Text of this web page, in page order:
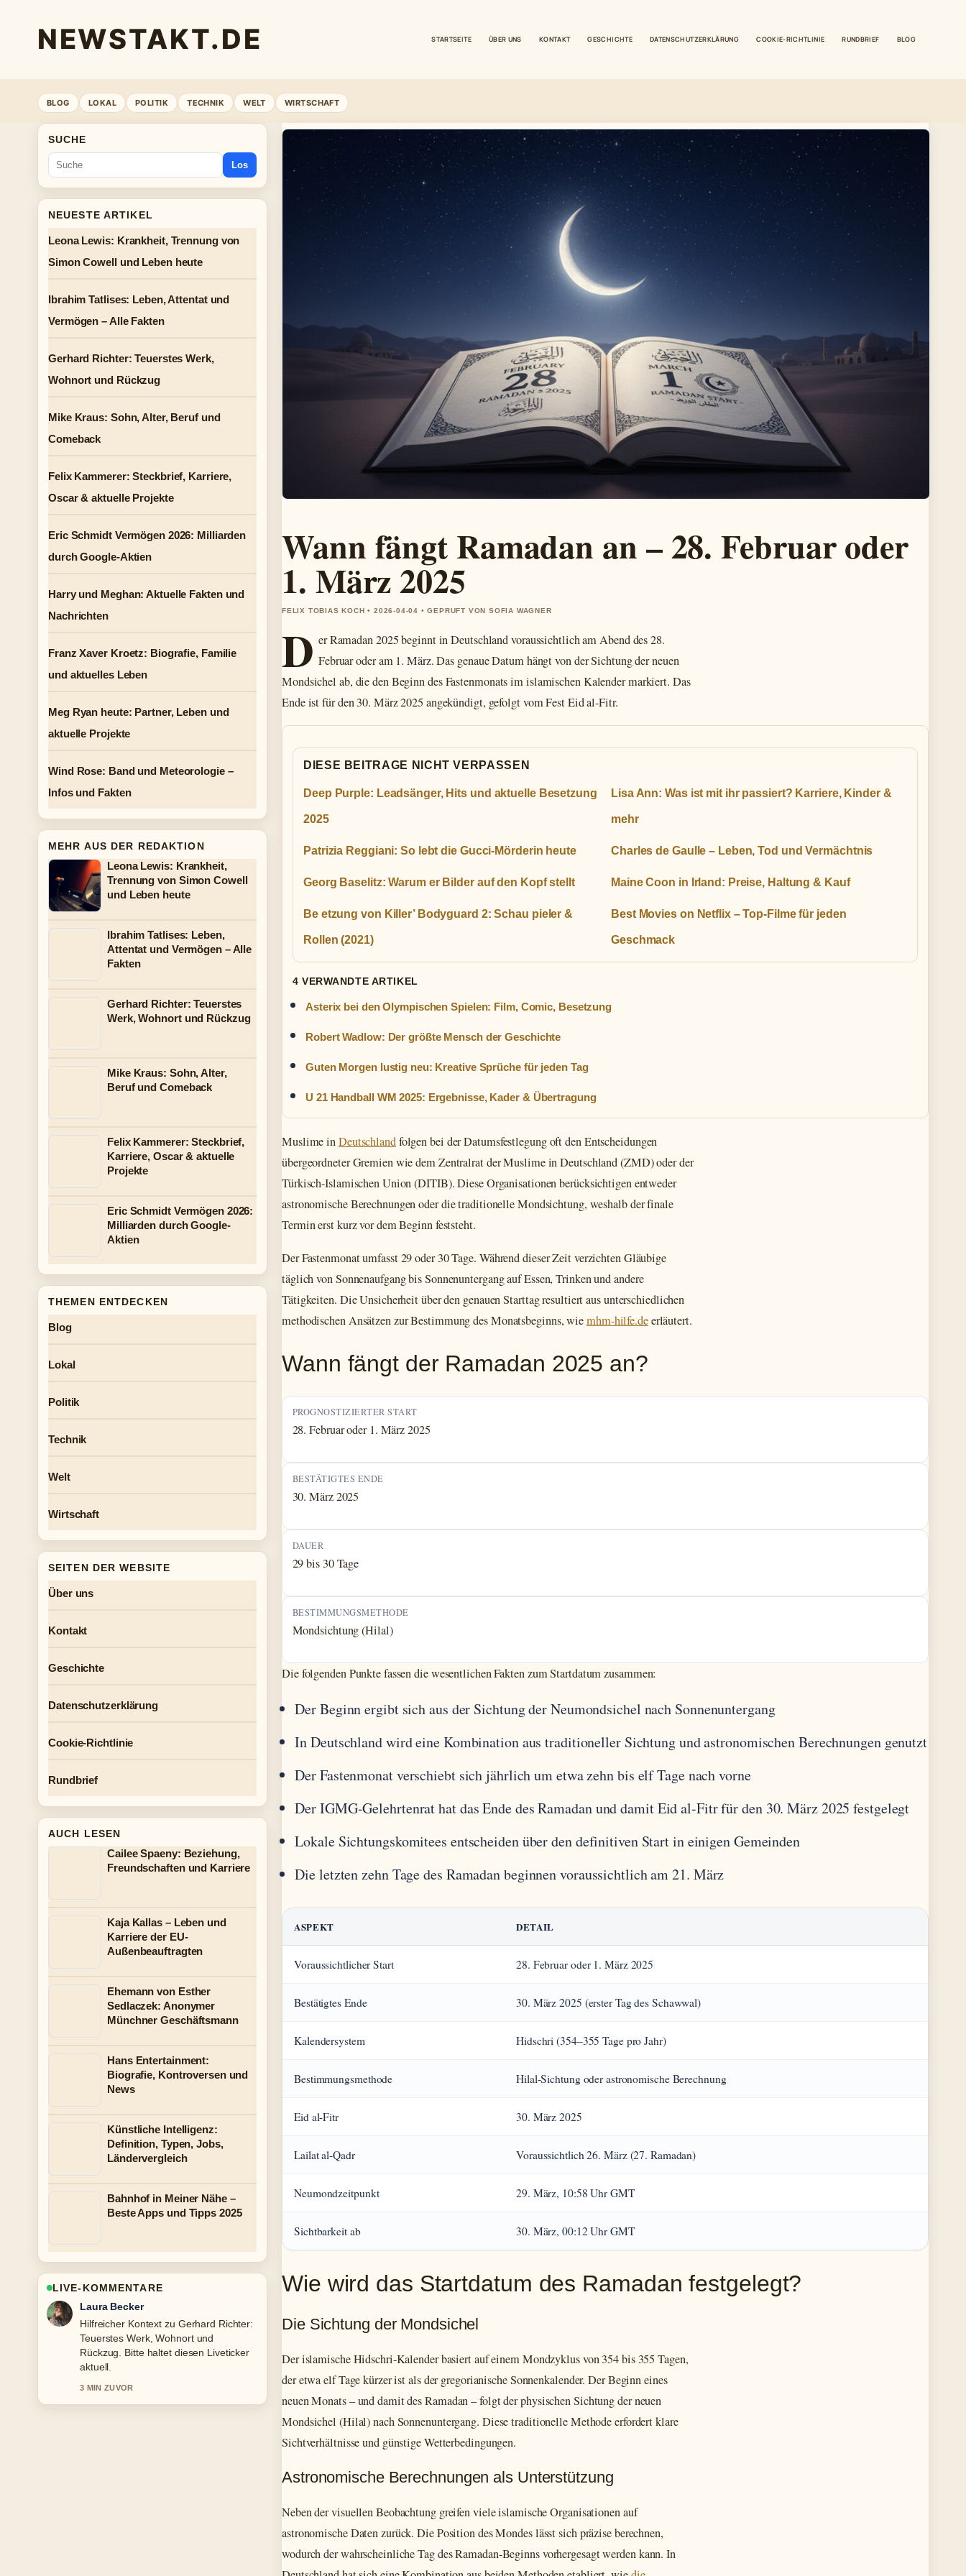
NEWSTAKT.DE STARTSEITE ÜBER UNS KONTAKT GESCHICHTE DATENSCHUTZERKLÄRUNG COOKIE-RICHTLINIE RUNDBRIEF BLOG
BLOG LOKAL POLITIK TECHNIK WELT WIRTSCHAFT
Wann fängt Ramadan an – 28. Februar oder
1. März 2025
FELIX TOBIAS KOCH • 2026-04-04 • GEPRUFT VON SOFIA WAGNER
D er Ramadan 2025 beginnt in Deutschland voraussichtlich am Abend des 28.
Februar oder am 1. März. Das genaue Datum hängt von der Sichtung der neuen
Mondsichel ab, die den Beginn des Fastenmonats im islamischen Kalender markiert. Das
Ende ist für den 30. März 2025 angekündigt, gefolgt vom Fest Eid al-Fitr.
DIESE BEITRAGE NICHT VERPASSEN
Deep Purple: Leadsänger, Hits und aktuelle Besetzung
2025
Lisa Ann: Was ist mit ihr passiert? Karriere, Kinder &
mehr
Patrizia Reggiani: So lebt die Gucci-Mörderin heute Charles de Gaulle – Leben, Tod und Vermächtnis
Georg Baselitz: Warum er Bilder auf den Kopf stellt Maine Coon in Irland: Preise, Haltung & Kauf
Be etzung von Killer’ Bodyguard 2: Schau pieler &
Rollen (2021)
Best Movies on Netflix – Top-Filme für jeden
Geschmack
4 VERWANDTE ARTIKEL
Asterix bei den Olympischen Spielen: Film, Comic, Besetzung
Robert Wadlow: Der größte Mensch der Geschichte
Guten Morgen lustig neu: Kreative Sprüche für jeden Tag
U 21 Handball WM 2025: Ergebnisse, Kader & Übertragung
Muslime inDeutschlandfolgen bei der Datumsfestlegung oft den Entscheidungen
übergeordneter Gremien wie dem Zentralrat der Muslime in Deutschland (ZMD) oder der
Türkisch-Islamischen Union (DITIB). Diese Organisationen berücksichtigen entweder
astronomische Berechnungen oder die traditionelle Mondsichtung, weshalb der finale
Termin erst kurz vor dem Beginn feststeht.
Der Fastenmonat umfasst 29 oder 30 Tage. Während dieser Zeit verzichten Gläubige
täglich von Sonnenaufgang bis Sonnenuntergang auf Essen, Trinken und andere
Tätigkeiten. Die Unsicherheit über den genauen Starttag resultiert aus unterschiedlichen
methodischen Ansätzen zur Bestimmung des Monatsbeginns, wiemhm-hilfe.deerläutert.
Wann fängt der Ramadan 2025 an?
PROGNOSTIZIERTER START
28. Februar oder 1. März 2025
BESTÄTIGTES ENDE
30. März 2025
DAUER
29 bis 30 Tage
BESTIMMUNGSMETHODE
Mondsichtung (Hilal)
Die folgenden Punkte fassen die wesentlichen Fakten zum Startdatum zusammen:
Der Beginn ergibt sich aus der Sichtung der Neumondsichel nach Sonnenuntergang
In Deutschland wird eine Kombination aus traditioneller Sichtung und astronomischen Berechnungen genutzt
Der Fastenmonat verschiebt sich jährlich um etwa zehn bis elf Tage nach vorne
Der IGMG-Gelehrtenrat hat das Ende des Ramadan und damit Eid al-Fitr für den 30. März 2025 festgelegt
Lokale Sichtungskomitees entscheiden über den definitiven Start in einigen Gemeinden
Die letzten zehn Tage des Ramadan beginnen voraussichtlich am 21. März
ASPEKT DETAIL
Voraussichtlicher Start 28. Februar oder 1. März 2025
Bestätigtes Ende 30. März 2025 (erster Tag des Schawwal)
Kalendersystem Hidschri (354–355 Tage pro Jahr)
Bestimmungsmethode Hilal-Sichtung oder astronomische Berechnung
Eid al-Fitr 30. März 2025
Lailat al-Qadr Voraussichtlich 26. März (27. Ramadan)
Neumondzeitpunkt 29. März, 10:58 Uhr GMT
Sichtbarkeit ab 30. März, 00:12 Uhr GMT
Wie wird das Startdatum des Ramadan festgelegt?
Die Sichtung der Mondsichel
Der islamische Hidschri-Kalender basiert auf einem Mondzyklus von 354 bis 355 Tagen,
der etwa elf Tage kürzer ist als der gregorianische Sonnenkalender. Der Beginn eines
neuen Monats – und damit des Ramadan – folgt der physischen Sichtung der neuen
Mondsichel (Hilal) nach Sonnenuntergang. Diese traditionelle Methode erfordert klare
Sichtverhältnisse und günstige Wetterbedingungen.
Astronomische Berechnungen als Unterstützung
Neben der visuellen Beobachtung greifen viele islamische Organisationen auf
astronomische Daten zurück. Die Position des Mondes lässt sich präzise berechnen,
wodurch der wahrscheinliche Tag des Ramadan-Beginns vorhergesagt werden kann. In
SUCHE
Los
NEUESTE ARTIKEL
Leona Lewis: Krankheit, Trennung von
Simon Cowell und Leben heute
Ibrahim Tatlises: Leben, Attentat und
Vermögen – Alle Fakten
Gerhard Richter: Teuerstes Werk,
Wohnort und Rückzug
Mike Kraus: Sohn, Alter, Beruf und
Comeback
Felix Kammerer: Steckbrief, Karriere,
Oscar & aktuelle Projekte
Eric Schmidt Vermögen 2026: Milliarden
durch Google-Aktien
Harry und Meghan: Aktuelle Fakten und
Nachrichten
Franz Xaver Kroetz: Biografie, Familie
und aktuelles Leben
Meg Ryan heute: Partner, Leben und
aktuelle Projekte
Wind Rose: Band und Meteorologie –
Infos und Fakten
MEHR AUS DER REDAKTION
Leona Lewis: Krankheit,
Trennung von Simon Cowell
und Leben heute
Ibrahim Tatlises: Leben,
Attentat und Vermögen – Alle
Fakten
Gerhard Richter: Teuerstes
Werk, Wohnort und Rückzug
Mike Kraus: Sohn, Alter,
Beruf und Comeback
Felix Kammerer: Steckbrief,
Karriere, Oscar & aktuelle
Projekte
Eric Schmidt Vermögen 2026:
Milliarden durch Google-
Aktien
THEMEN ENTDECKEN
Blog
Lokal
Politik
Technik
Welt
Wirtschaft
SEITEN DER WEBSITE
Über uns
Kontakt
Geschichte
Datenschutzerklärung
Cookie-Richtlinie
Rundbrief
AUCH LESEN
Cailee Spaeny: Beziehung,
Freundschaften und Karriere
Kaja Kallas – Leben und
Karriere der EU-
Außenbeauftragten
Ehemann von Esther
Sedlaczek: Anonymer
Münchner Geschäftsmann
Hans Entertainment:
Biografie, Kontroversen und
News
Künstliche Intelligenz:
Definition, Typen, Jobs,
Ländervergleich
Bahnhof in Meiner Nähe –
Beste Apps und Tipps 2025
LIVE-KOMMENTARE
Nico Hoffmann
Die Berichterstattung zu Leona Lewis:
Krankheit, Trennung von Simon
Cowell... wirkt solide und sehr gut
nachvollziehbar.
5 MIN ZUVOR